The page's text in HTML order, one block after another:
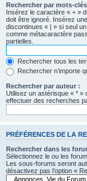
Rechercher par mots-
Insérez le caractère « + »
doit être ignoré. Insérez
discontinues « | » si seul
comme métacaractère
partielles.
Rechercher tous les
Rechercher n’importe
Rechercher par auteur :
Utilisez un astérisque « * »
effectuer des recherches
PRÉFÉRENCES DE LA
Rechercher dans les
Sélectionnez le ou les
Les sous-forums seront
désactivez pas l’option «